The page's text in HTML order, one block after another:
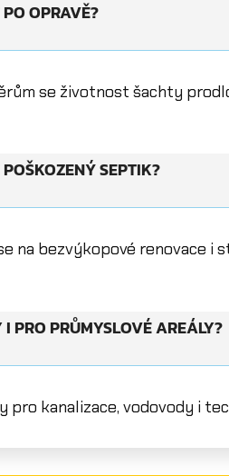
OPRAVĚ?
se životnost šachty
SEPTIK?
na bezvýkopové renovace i
PRO PRŮMYSLOVÉ AREÁLY?
pro kanalizace, vodovody i